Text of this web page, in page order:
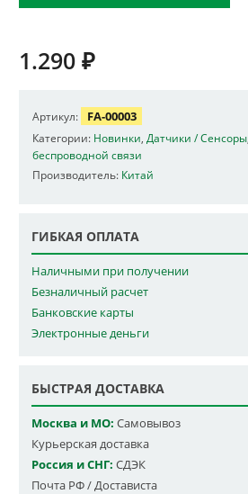
1.290 ₽
Артикул: FA-00003
Категории: Новинки Датчики / Сенсоры
беспроводной связи
Производитель: Китай
ГИБКАЯ ОПЛАТА
Наличными при получении
Безналичный расчет
Банковские карты
Электронные деньги
БЫСТРАЯ ДОСТАВКА
Москва и МО: Самовывоз
Курьерская доставка
Россия и СНГ: СДЭК
Почта РФ / Достависта